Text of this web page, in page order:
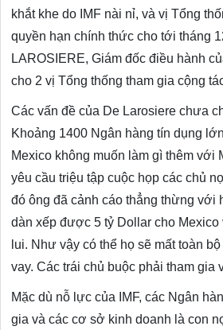
khắt khe do IMF nài nỉ, và vị Tổng
quyền hạn chính thức cho tới tháng
LAROSIERE, Giám đốc điều hành
cho 2 vị Tổng thống tham gia cộng
Các vấn đề của De Larosiere chưa
Khoảng 1400 Ngân hàng tín dụng
Mexico không muốn làm gì thêm với
yêu cầu triệu tập cuộc họp các chủ
đó ông đã cảnh cáo thẳng thừng với
dàn xếp được 5 tỷ Dollar cho Mexico
lui. Như vậy có thể họ sẽ mất toàn
vay. Các trái chủ buộc phải tham gia
Mặc dù nỗ lực của IMF, các Ngân
gia và các cơ sở kinh doanh là con